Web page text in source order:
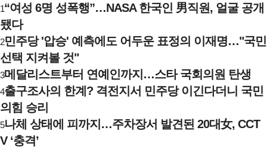
1“여성 6명 성폭행”…NASA 한국인 男직원, 얼굴 공개
됐다
2민주당 '압승' 예측에도 어두운 표정의 이재명…"국민
선택 지켜볼 것"
3메달리스트부터 연예인까지…스타 국회의원 탄생
4출구조사의 한계? 격전지서 민주당 이긴다더니 국민
의힘 승리
5나체 상태에 피까지…주차장서 발견된 20대女, CCT
V ‘충격’